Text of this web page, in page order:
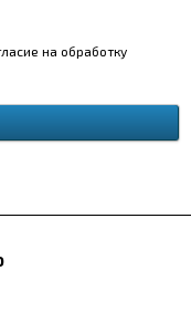
на обработку